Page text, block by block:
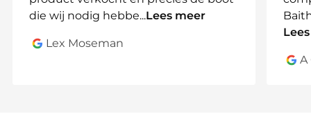
besturingsprint van je BaitStar Xpert of Compact
en wordt compleet geleverd met een digitale
handzender. Na installatie kun je:
die wij nodig hebbe...Lees meer
Lex Moseman
A